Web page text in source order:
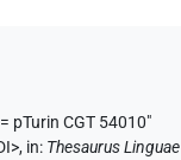
pTurin CGT 54010"
, in: Thesaurus Linguae